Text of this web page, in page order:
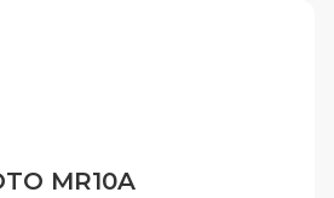
MR10A